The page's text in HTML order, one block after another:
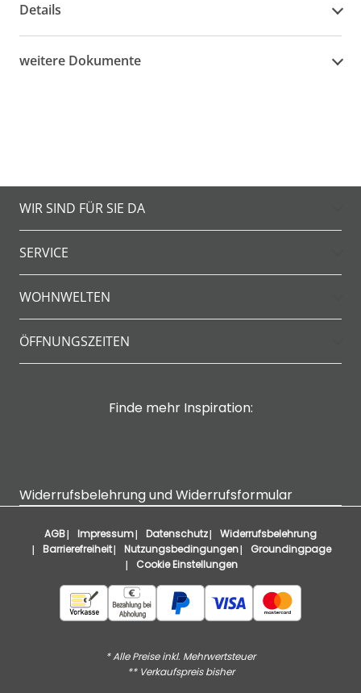
Details
weitere Dokumente
WIR SIND FÜR SIE DA
SERVICE
WOHNWELTEN
ÖFFNUNGSZEITEN
Finde mehr Inspiration:
Widerrufsbelehrung und Widerrufsformular
AGB Impressum Datenschutz
Widerrufsbelehrung
Barrierefreiheit
Nutzungsbedingungen
Groundingpage
Cookie Einstellungen
* Alle Preise inkl. Mehrwertsteuer
** Verkaufspreis bisher